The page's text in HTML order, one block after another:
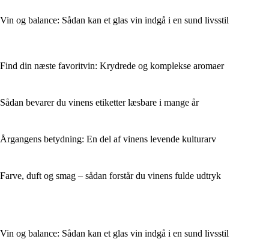
Vin og balance: Sådan kan et glas vin indgå i en sund livsstil
Find din næste favoritvin: Krydrede og komplekse aromaer
Sådan bevarer du vinens etiketter læsbare i mange år
Årgangens betydning: En del af vinens levende kulturarv
Farve, duft og smag – sådan forstår du vinens fulde udtryk
Vin og balance: Sådan kan et glas vin indgå i en sund livsstil